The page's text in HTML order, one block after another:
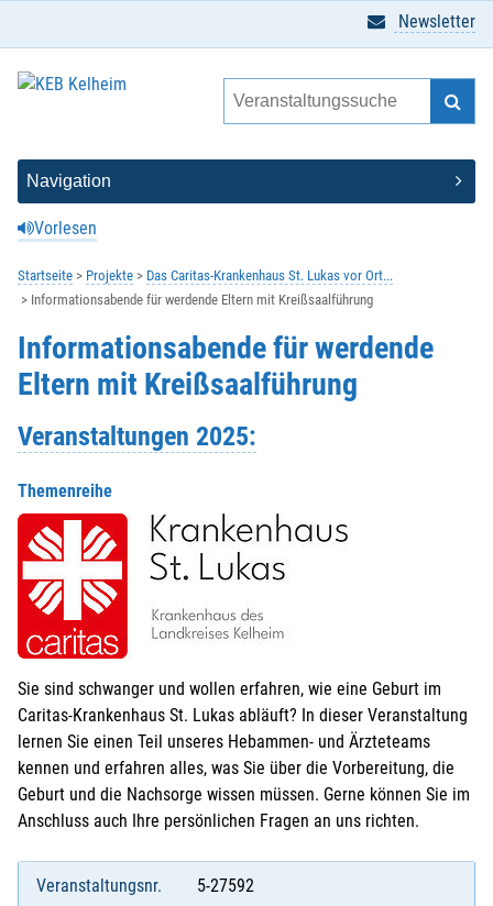
Vorlesen
Newsletter
Startseite Projekte
Das Caritas-Krankenhaus St. Lukas vor Ort...
Informationsabende für werdende Eltern mit Kreißsaalführung
Informationsabende für werdende
Eltern mit Kreißsaalführung
Veranstaltungen 2025:
Themenreihe
Sie sind schwanger und wollen erfahren, wie eine Geburt im
Caritas-Krankenhaus St. Lukas abläuft? In dieser Veranstaltung
lernen Sie einen Teil unseres Hebammen- und Ärzteteams
kennen und erfahren alles, was Sie über die Vorbereitung, die
Geburt und die Nachsorge wissen müssen. Gerne können Sie im
Anschluss auch Ihre persönlichen Fragen an uns richten.
Veranstaltungsnr. 5-27592